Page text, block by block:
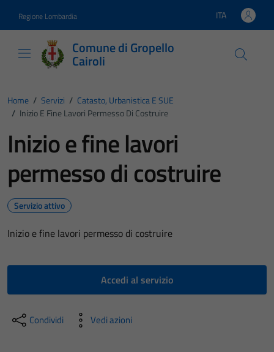
Regione Lombardia Lingua attiva:
ITA
Comune di Gropello
Cairoli
Home / Servizi / Catasto, Urbanistica E SUE
/ Inizio E Fine Lavori Permesso Di Costruire
Inizio e fine lavori
permesso di costruire
Servizio attivo
Inizio e fine lavori permesso di costruire
Accedi al servizio
Condividi Vedi azioni